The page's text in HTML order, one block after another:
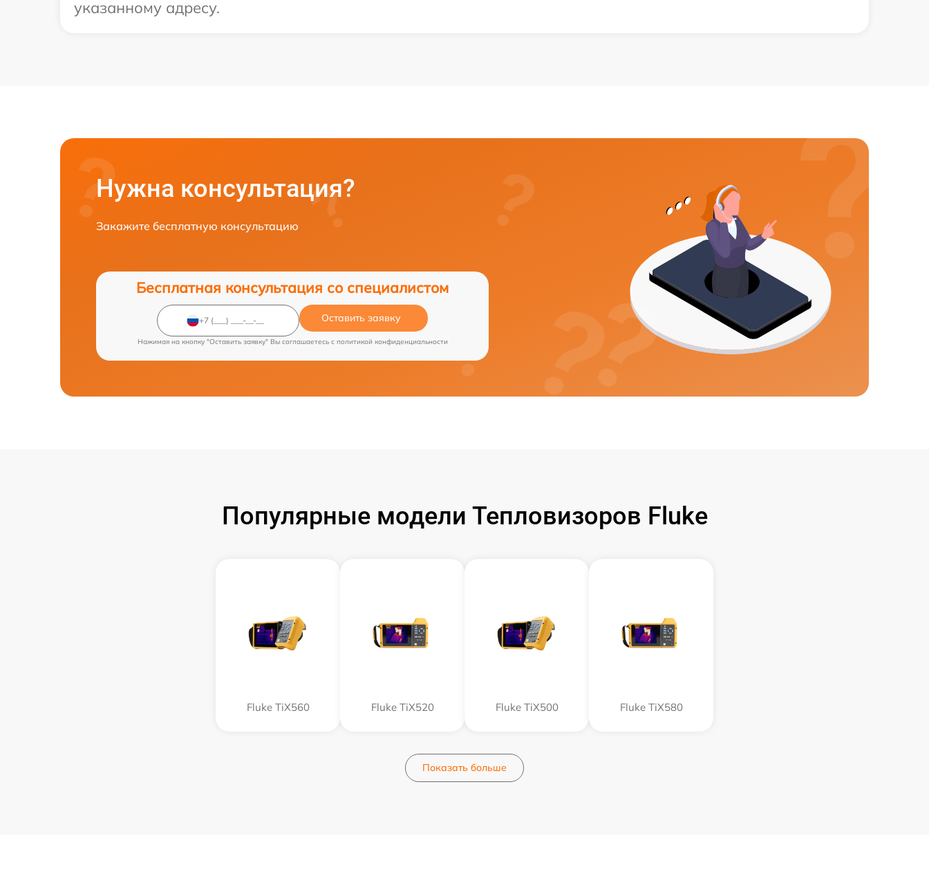
указанному адресу.
Нужна консультация?
Закажите бесплатную консультацию
Бесплатная консультация со специалистом
Оставить заявку
Нажимая на кнопку "Оставить заявку" Вы соглашаетесь c политикой конфиденциальности
Популярные модели Тепловизоров Fluke
Fluke TiX560 Fluke TiX520 Fluke TiX500 Fluke TiX580
Показать больше